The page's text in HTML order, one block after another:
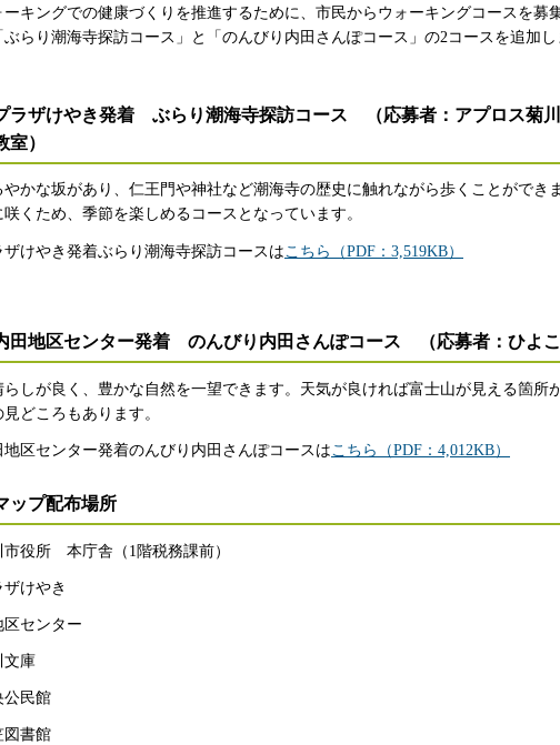
ーキングでの健康づくりを推進するために、市民からウォーキングコースを募
ぶらり潮海寺探訪コース」と「のんびり内田さんぽコース」の2コースを追加し
ラザけやき発着 ぶらり潮海寺探訪コース （応募者：アプロス菊
室）
やかな坂があり、仁王門や神社など潮海寺の歴史に触れながら歩くことができ
咲くため、季節を楽しめるコースとなっています。
ザけやき発着ぶらり潮海寺探訪コースは こちら（PDF：3,519KB）
田地区センター発着 のんびり内田さんぽコース （応募者：ひよこ
らしが良く、豊かな自然を一望できます。天気が良ければ富士山が見える箇所
見どころもあります。
地区センター発着のんびり内田さんぽコースは こちら（PDF：4,012KB）
ップ配布場所
市役所 本庁舎（1階税務課前）
ザけやき
区センター
文庫
公民館
図書館